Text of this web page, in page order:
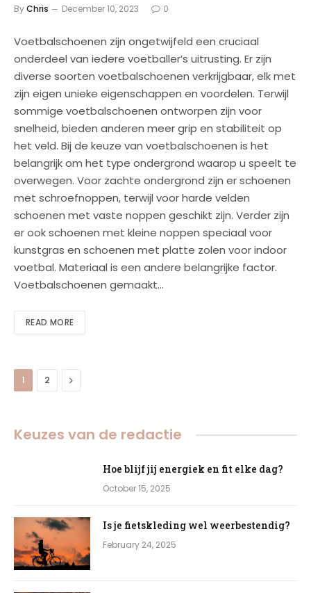
ByChris December 10, 2023 0
Voetbalschoenen zijn ongetwijfeld een cruciaal
onderdeel van iedere voetballer’s uitrusting. Er zijn
diverse soorten voetbalschoenen verkrijgbaar, elk met
zijn eigen unieke eigenschappen en voordelen. Terwijl
sommige voetbalschoenen ontworpen zijn voor
snelheid, bieden anderen meer grip en stabiliteit op
het veld. Bij de keuze van voetbalschoenen is het
belangrijk om het type ondergrond waarop u speelt te
overwegen. Voor zachte ondergrond zijn er schoenen
met schroefnoppen, terwijl voor harde velden
schoenen met vaste noppen geschikt zijn. Verder zijn
er ook schoenen met kleine noppen speciaal voor
kunstgras en schoenen met platte zolen voor indoor
voetbal. Materiaal is een andere belangrijke factor.
Voetbalschoenen gemaakt…
READ MORE
1 2 Next
Keuzes van de redactie
Hoe blijf jij energiek en fit elke dag?
October 15, 2025
Is je fietskleding wel weerbestendig?
February 24, 2025